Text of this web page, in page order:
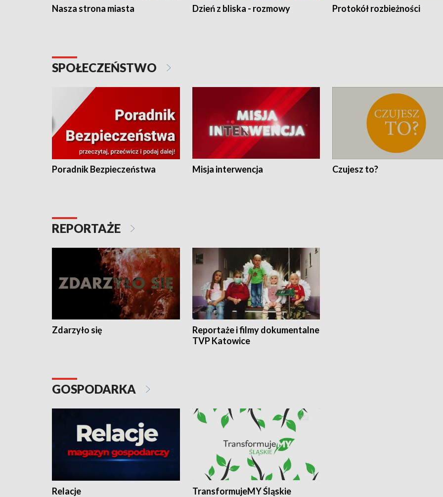
Nasza strona miasta Dzień z bliska - rozmowy Protokół rozbieżności
SPOŁECZEŃSTWO
Poradnik Bezpieczeństwa Misja interwencja Czujesz to?
REPORTAŻE
Zdarzyło się
Reportaże i filmy dokumentalne
TVP Katowice
GOSPODARKA
Relacje TransformujeMY Śląskie